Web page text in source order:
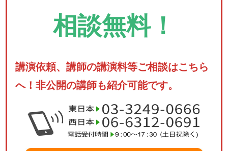
相談無料！
講演依頼、講師の講演料等ご相談はこちら
へ！非公開の講師も紹介可能です。